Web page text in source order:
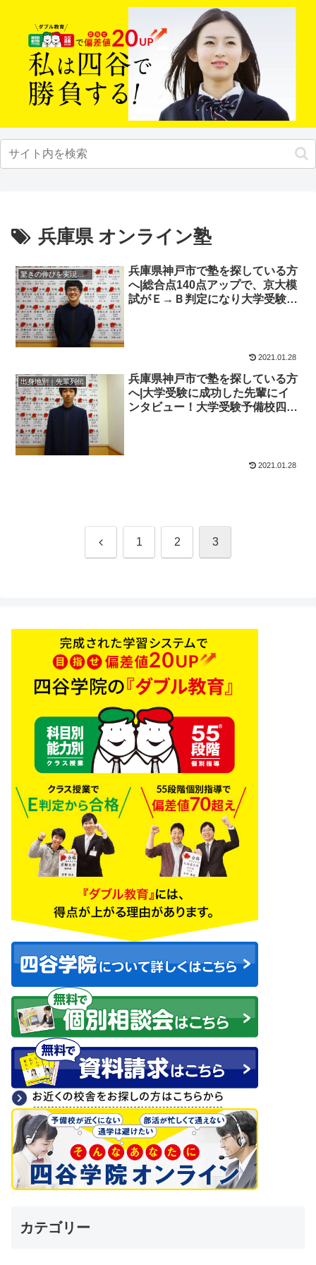
兵庫県 オンライン塾
驚きの伸びを実現｜先輩列伝
兵庫県神戸市で塾を探している方
へ|総合点140点アップで、京大模
試がＥ→Ｂ判定になり大学受験に
2021.01.28
出身地別｜先輩列伝
兵庫県神戸市で塾を探している方
へ|大学受験に成功した先輩にイ
ンタビュー！大学受験予備校四谷
2021.01.28
前 1 2 3
カテゴリー